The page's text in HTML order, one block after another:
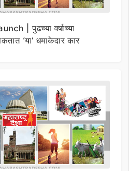
| पुढच्या वर्षाच्या
‘या’ धमाकेदार कार